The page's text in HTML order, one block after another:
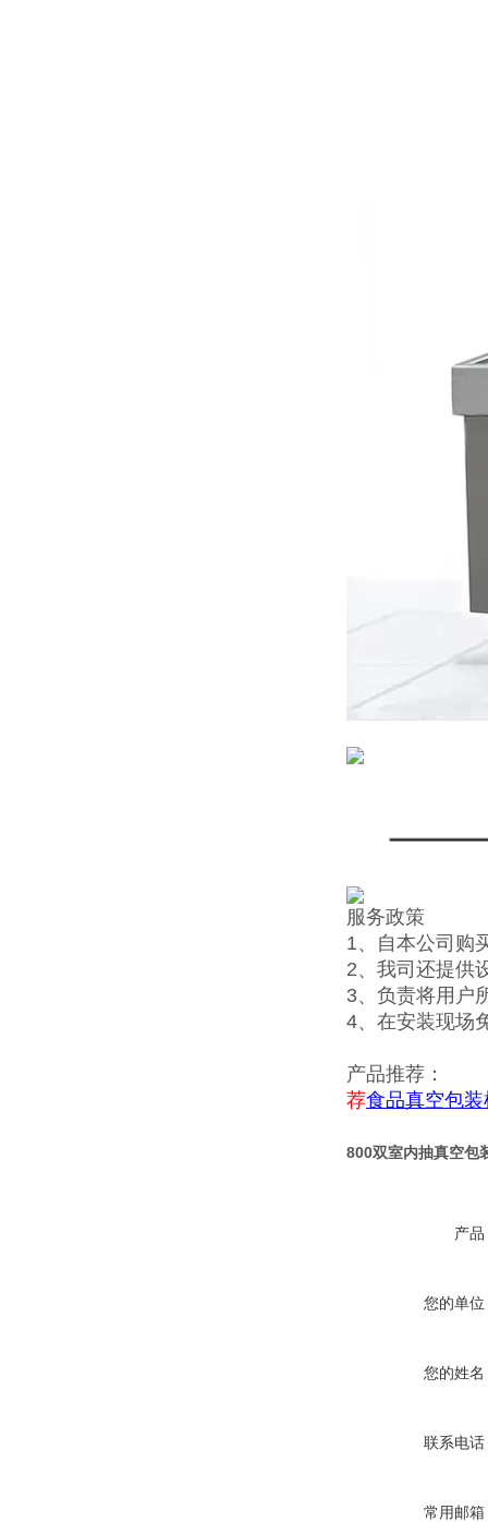
服务政策
1、自本公司购
2、我司还提供
3、负责将用户
4、在安装现场
产品推荐：
荐食品真空包装
800双室内抽真空包
产品
您的单位
您的姓名
联系电话
常用邮箱